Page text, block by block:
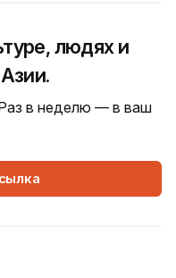
людях и
в неделю — в ваш